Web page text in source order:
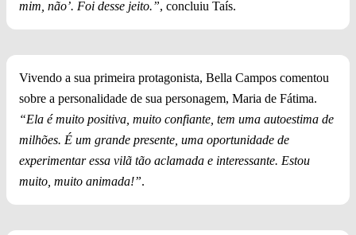
mim, não’. Foi desse jeito.”, concluiu Taís.
Vivendo a sua primeira protagonista, Bella Campos comentou
sobre a personalidade de sua personagem, Maria de Fátima.
“Ela é muito positiva, muito confiante, tem uma autoestima de
milhões. É um grande presente, uma oportunidade de
experimentar essa vilã tão aclamada e interessante. Estou
muito, muito animada!”.